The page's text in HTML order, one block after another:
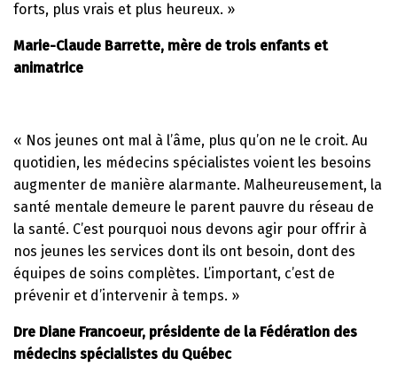
forts, plus vrais et plus heureux. »
Marie-Claude Barrette, mère de trois enfants et
animatrice
« Nos jeunes ont mal à l’âme, plus qu’on ne le croit. Au
quotidien, les médecins spécialistes voient les besoins
augmenter de manière alarmante. Malheureusement, la
santé mentale demeure le parent pauvre du réseau de
la santé. C’est pourquoi nous devons agir pour offrir à
nos jeunes les services dont ils ont besoin, dont des
équipes de soins complètes. L’important, c’est de
prévenir et d’intervenir à temps. »
Dre Diane Francoeur, présidente de la Fédération des
médecins spécialistes du Québec